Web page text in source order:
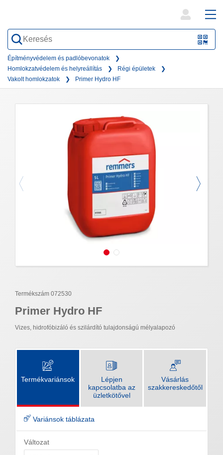
QR-
form
Építményvédelem és padlóbevonatok
Homlokzatvédelem és helyreállítás
Régi épületek
Vakolt homlokzatok
Primer Hydro HF
Termékszám 072530
Primer Hydro HF
Vizes, hidrofóbizáló és szilárdító tulajdonságú mélyalapozó
Termékvariánsok
Lépjen
kapcsolatba az
üzletkötővel
Vásárlás
szakkereskedőtől
Variánsok táblázata
Változat